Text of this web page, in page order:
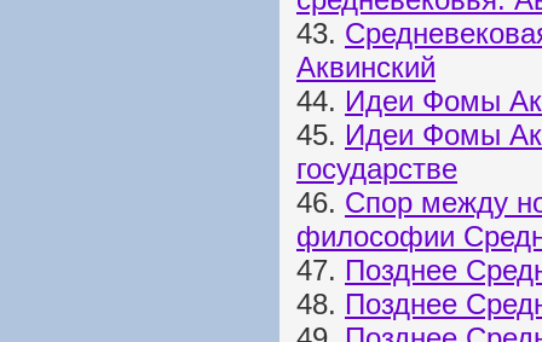
43.
Аквинский
44. Идеи Фомы
45. Идеи Фомы
государстве
46. Спор между
философии
47. Позднее
48. Позднее